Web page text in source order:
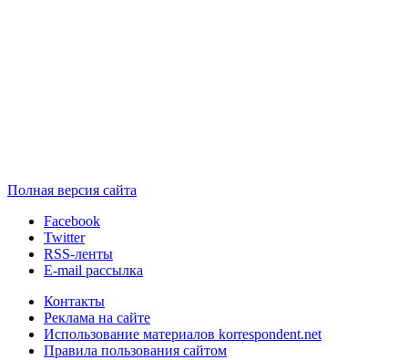
Полная версия сайта
Facebook
Twitter
RSS-ленты
E-mail рассылка
Контакты
Реклама на сайте
Использование материалов korrespondent.net
Правила пользования сайтом